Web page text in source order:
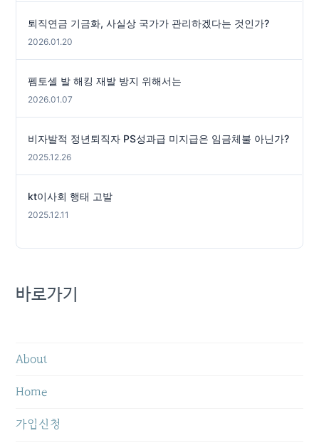
퇴직연금 기금화, 사실상 국가가 관리하겠다는 것인가?
2026.01.20
펨토셀 발 해킹 재발 방지 위해서는
2026.01.07
비자발적 정년퇴직자 PS성과급 미지급은 임금체불 아닌가?
2025.12.26
kt이사회 행태 고발
2025.12.11
바로가기
About
Home
가입신청